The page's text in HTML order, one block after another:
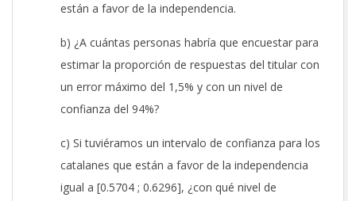
están a favor de la independencia.
b) ¿A cuántas personas habría que encuestar para
estimar la proporción de respuestas del titular con
un error máximo del 1,5% y con un nivel de
confianza del 94%?
c) Si tuviéramos un intervalo de confianza para los
catalanes que están a favor de la independencia
igual a [0.5704 ; 0.6296], ¿con qué nivel de